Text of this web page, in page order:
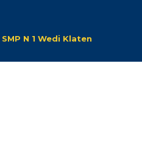
SMP N 1 Wedi Klaten